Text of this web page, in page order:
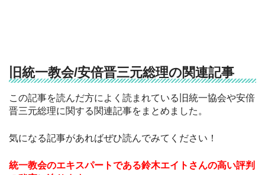
旧統一教会/安倍晋三元総理の関連記事
この記事を読んだ方によく読まれている旧統一協会や安倍
晋三元総理に関する関連記事をまとめました。
気になる記事があればぜひ読んでみてください！
統一教会のエキスパートである鈴木エイトさんの高い評判